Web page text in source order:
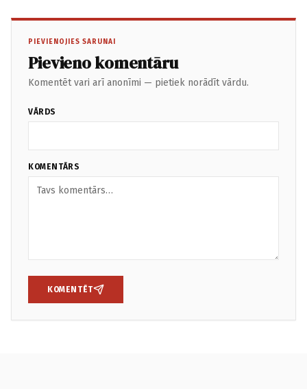
PIEVIENOJIES SARUNAI
Pievieno komentāru
Komentēt vari arī anonīmi — pietiek norādīt vārdu.
VĀRDS
KOMENTĀRS
KOMENTĒT